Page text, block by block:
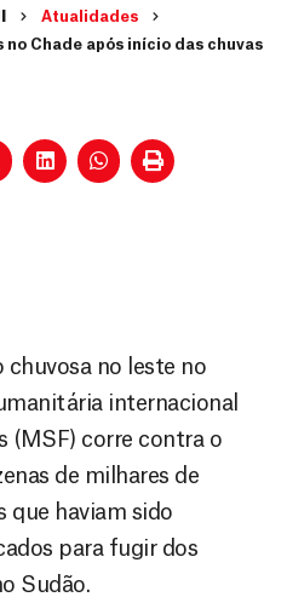
Atualidades
Chade após início das chuvas
chuvosa no leste no
internacional
(MSF) corre contra o
de milhares de
que haviam sido
para fugir dos
Sudão.